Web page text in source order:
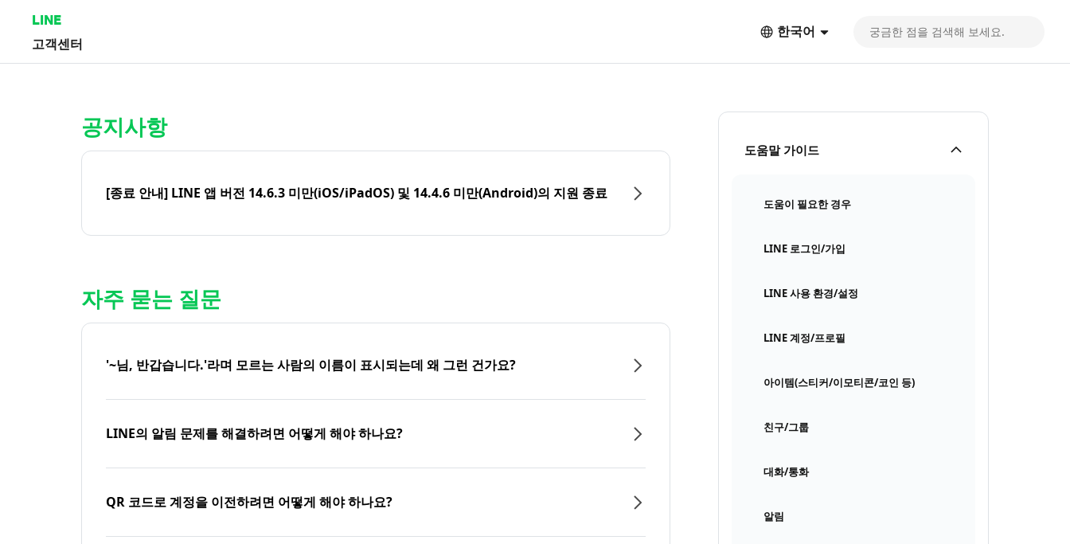
LINE
고객센터
한국어
도움말 가이드
도움이 필요한 경우
LINE 로그인/가입
LINE 사용 환경/설정
LINE 계정/프로필
아이템(스티커/이모티콘/코인 등)
친구/그룹
대화/통화
알림
공지사항
[종료 안내] LINE 앱 버전 14.6.3 미만(iOS/iPadOS) 및 14.4.6 미만(Android)의 지원 종료
자주 묻는 질문
'~님, 반갑습니다.'라며 모르는 사람의 이름이 표시되는데 왜 그런 건가요?
LINE의 알림 문제를 해결하려면 어떻게 해야 하나요?
QR 코드로 계정을 이전하려면 어떻게 해야 하나요?